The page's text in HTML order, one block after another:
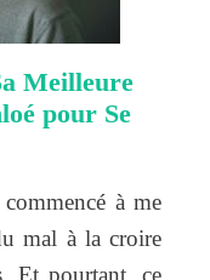
Meilleure
pour Se
à me
mal à la croire
Et pourtant, ce